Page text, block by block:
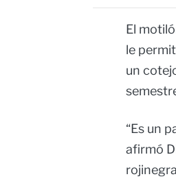
El
le
un
“Es un
afirmó